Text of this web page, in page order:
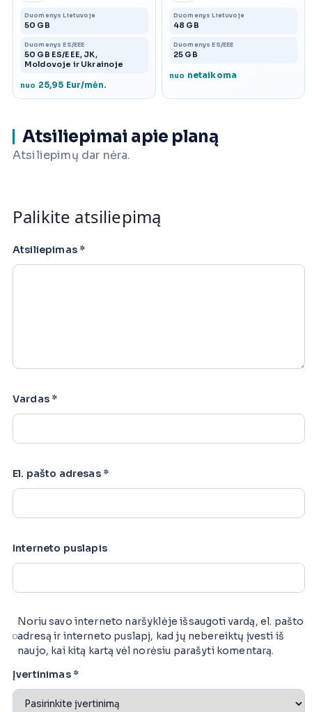
Duomenys Lietuvoje
50 GB
Duomenys ES/EEE
50 GB ES/EEE, JK,
Moldovoje ir Ukrainoje
nuo 25,95 Eur/mėn.
Duomenys Lietuvoje
48 GB
Duomenys ES/EEE
25 GB
nuo netaikoma
Atsiliepimai apie planą
Atsiliepimų dar nėra.
Palikite atsiliepimą
Atsiliepimas *
Vardas *
El. pašto adresas *
Interneto puslapis
Noriu savo interneto naršyklėje išsaugoti vardą, el. pašto
adresą ir interneto puslapį, kad jų nebereiktų įvesti iš
naujo, kai kitą kartą vėl norėsiu parašyti komentarą.
Įvertinimas *